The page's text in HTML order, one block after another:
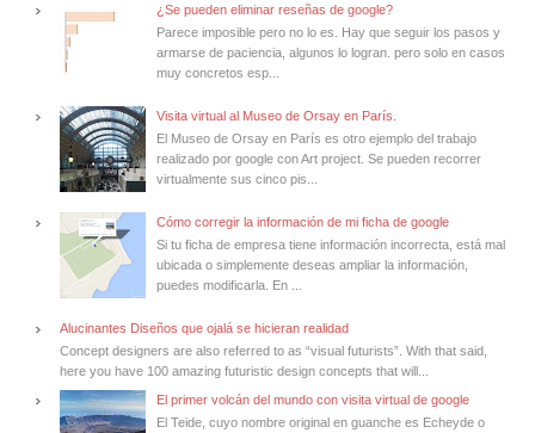
¿Se pueden eliminar reseñas de google?
Parece imposible pero no lo es. Hay que seguir los pasos y
armarse de paciencia, algunos lo logran. pero solo en casos
muy concretos esp...
Visita virtual al Museo de Orsay en París.
El Museo de Orsay en París es otro ejemplo del trabajo
realizado por google con Art project. Se pueden recorrer
virtualmente sus cinco pis...
Cómo corregir la información de mi ficha de google
Si tu ficha de empresa tiene información incorrecta, está mal
ubicada o simplemente deseas ampliar la información,
puedes modificarla. En ...
Alucinantes Diseños que ojalá se hicieran realidad
Concept designers are also referred to as “visual futurists”. With that said,
here you have 100 amazing futuristic design concepts that will...
El primer volcán del mundo con visita virtual de google
El Teide, cuyo nombre original en guanche es Echeyde o